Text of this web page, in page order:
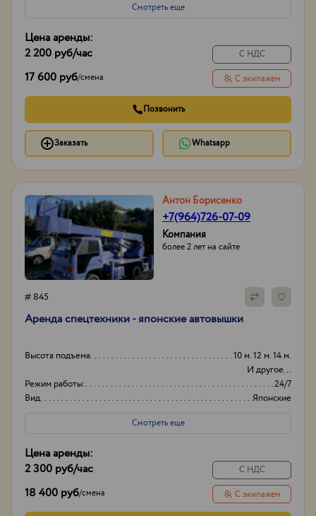
Смотреть еще
Цена аренды:
2 200 руб/час
17 600 руб/смена
С НДС
С экипажем
Позвонить
Заказать Whatsapp
Антон Борисенко
+7(964)726-07-09
Компания
более 2 лет на сайте
# 845
Аренда спецтехники - японские автовышки
Высота подъема
10 м. 12 м. 14 м.
И другое...
Режим работы:
24/7
Вид
Японские
Способ оплаты
Нал/безнал
Смотреть еще
Цена аренды:
2 300 руб/час
18 400 руб/смена
С НДС
С экипажем